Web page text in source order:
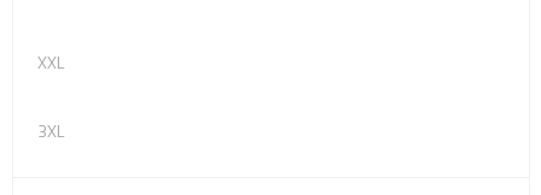
Heuptassen
Matrozentassen
XXL
3XL